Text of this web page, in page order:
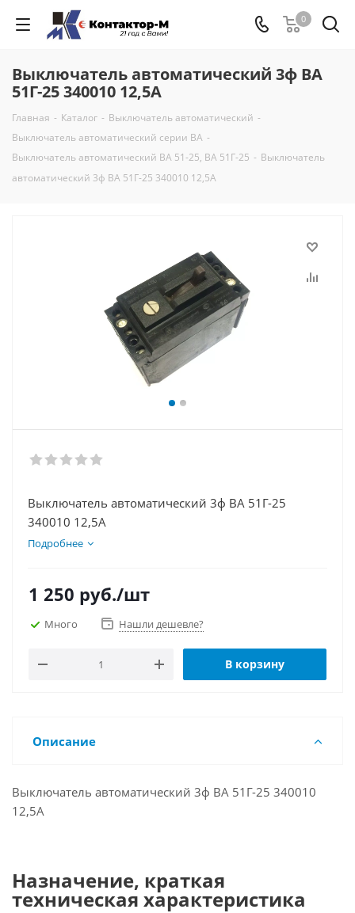
0
Выключатель автоматический 3ф ВА
51Г-25 340010 12,5А
Главная - Каталог - Выключатель автоматический -
Выключатель автоматический серии ВА -
Выключатель автоматический ВА 51-25, ВА 51Г-25 - Выключатель
автоматический 3ф ВА 51Г-25 340010 12,5А
Выключатель автоматический 3ф ВА 51Г-25
340010 12,5А
Подробнее
1 250 руб./шт
Много Нашли дешевле?
В корзину
Описание
Выключатель автоматический 3ф ВА 51Г-25 340010
12,5А
Назначение, краткая
техническая характеристика